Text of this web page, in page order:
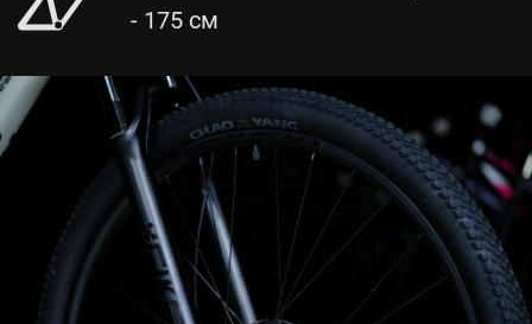
- 175 см